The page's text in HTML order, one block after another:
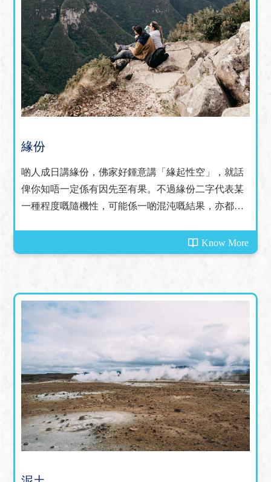
緣份
啲人成日講緣份，佛家好鍾意講「緣起性空」，就話
俾你知唔一定係有因先至有果。不過緣份二字代表某
一種程度嘅隨機性，可能係一啲混沌嘅結果，亦都可
Know More